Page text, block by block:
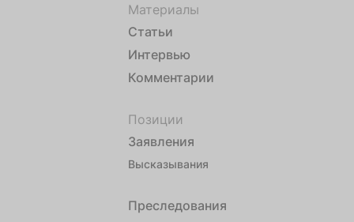
Материалы
Статьи
Интервью
Комментарии
Позиции
Заявления
Высказывания
Преследования